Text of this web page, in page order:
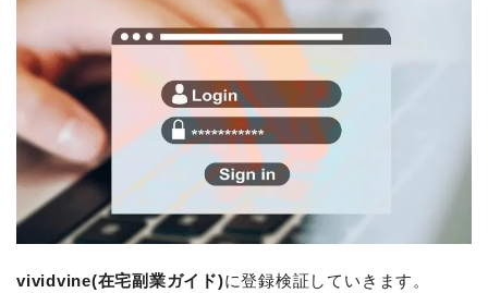
vividvine(在宅副業ガイド)に登録検証していきます。